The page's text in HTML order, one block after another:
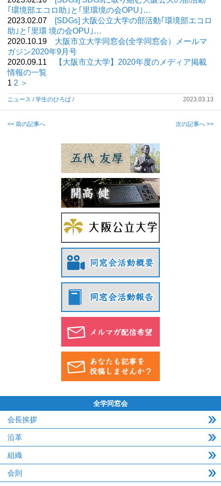
｢環境部エコロ助｣と｢里環境の会OPU｣…
2023.02.07
[SDGs] 大阪公立大学の部活動｢環境部エコロ
助｣と｢里環 境の会OPU｣…
2020.10.19 大阪市立大学同窓会(全学同窓会）メールマ
ガジン2020年9月号
2020.09.11
【大阪市立大学】2020年度のメディア掲載
情報の一覧
1 2 ＞
ニュース /学生のひろば / 2023.03.13
<< 前の記事へ 次の記事へ >>
全学同窓会
会長挨拶
沿革
組織
会則